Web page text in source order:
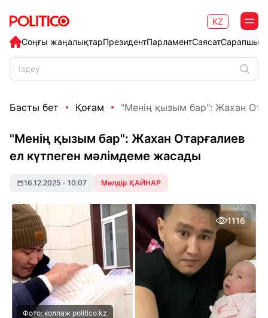
Соңғы жаңалықтарПрезидентПарламентСаясат
KZ
Басты бет Қоғам "Менің қызым бар": Жахан
"Менің қызым бар": Жахан Отарғалиев
ел күтпеген мәлімдеме жасады
16.12.2025 • 10:07 Мөлдір ҚАЙНАР
1116
Фото: коллаж politico.kz